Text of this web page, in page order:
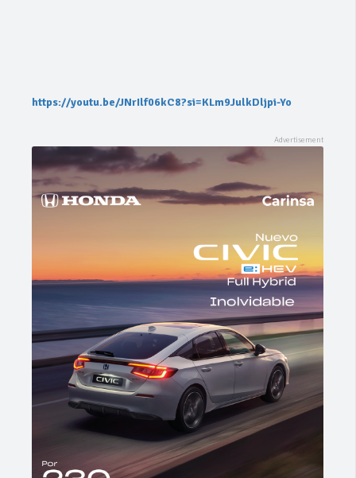
https://youtu.be/JNrIlf06kC8?si=KLm9JulkDljpi-Yo